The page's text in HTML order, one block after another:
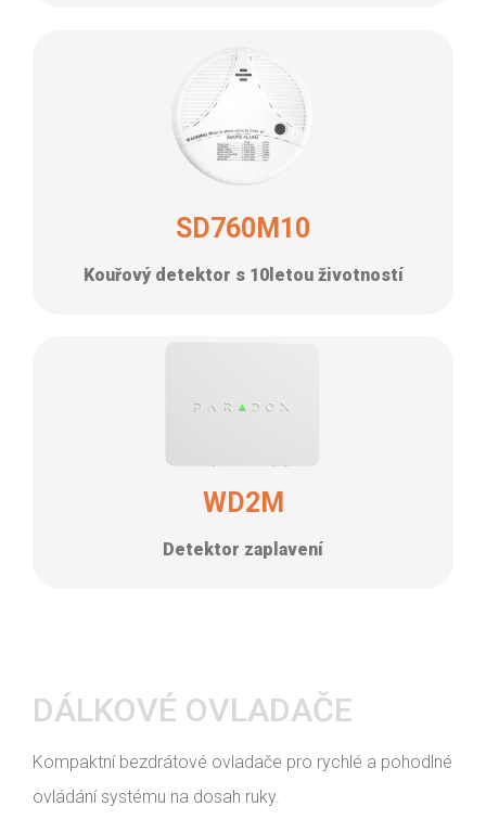
SD760M10
Kouřový detektor s 10letou životností
WD2M
Detektor zaplavení
DÁLKOVÉ OVLADAČE
Kompaktní bezdrátové ovladače pro rychlé a pohodlné
ovládání systému na dosah ruky.